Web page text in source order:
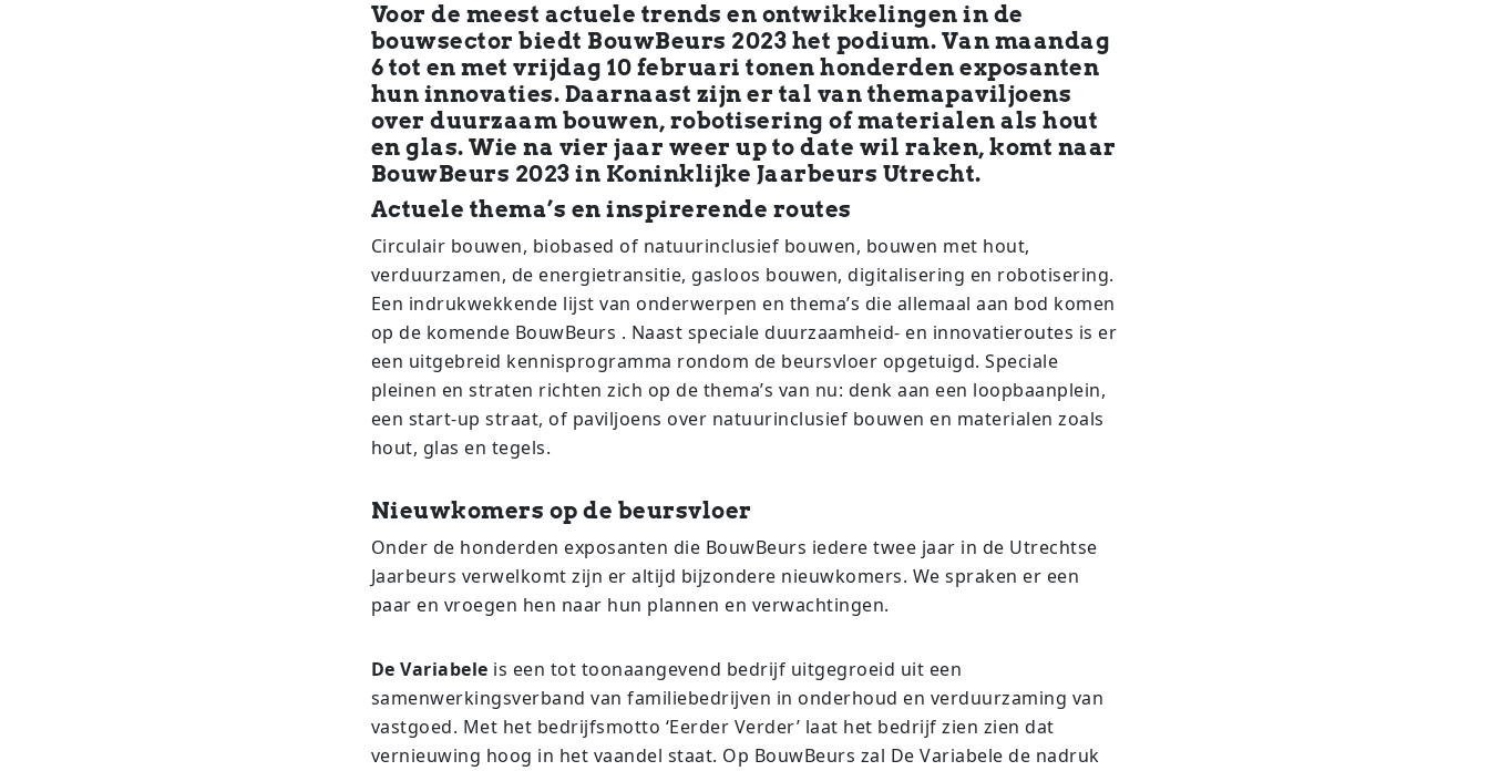
Voor de meest actuele trends en ontwikkelingen in de
bouwsector biedt BouwBeurs 2023 het podium. Van maandag
6 tot en met vrijdag 10 februari tonen honderden exposanten
hun innovaties. Daarnaast zijn er tal van themapaviljoens
over duurzaam bouwen, robotisering of materialen als hout
en glas. Wie na vier jaar weer up to date wil raken, komt naar
BouwBeurs 2023 in Koninklijke Jaarbeurs Utrecht.
Actuele thema’s en inspirerende routes
Circulair bouwen, biobased of natuurinclusief bouwen, bouwen met hout,
verduurzamen, de energietransitie, gasloos bouwen, digitalisering en robotisering.
Een indrukwekkende lijst van onderwerpen en thema’s die allemaal aan bod komen
op de komende BouwBeurs . Naast speciale duurzaamheid- en innovatieroutes is er
een uitgebreid kennisprogramma rondom de beursvloer opgetuigd. Speciale
pleinen en straten richten zich op de thema’s van nu: denk aan een loopbaanplein,
een start-up straat, of paviljoens over natuurinclusief bouwen en materialen zoals
hout, glas en tegels.
Nieuwkomers op de beursvloer
Onder de honderden exposanten die BouwBeurs iedere twee jaar in de Utrechtse
Jaarbeurs verwelkomt zijn er altijd bijzondere nieuwkomers. We spraken er een
paar en vroegen hen naar hun plannen en verwachtingen.
De Variabele is een tot toonaangevend bedrijf uitgegroeid uit een
samenwerkingsverband van familiebedrijven in onderhoud en verduurzaming van
vastgoed. Met het bedrijfsmotto ‘Eerder Verder’ laat het bedrijf zien zien dat
vernieuwing hoog in het vaandel staat. Op BouwBeurs zal De Variabele de nadruk